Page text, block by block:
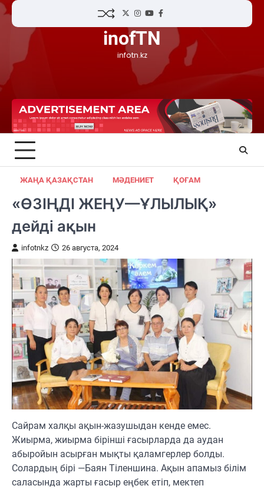
Skip
content
TwitterInstagram
YouTubeFacebook
inofTN
infotn.kz
ЖАҢА ҚАЗАҚСТАН МӘДЕНИЕТ ҚОҒАМ
«ӨЗІҢДІ ЖЕҢУ—ҰЛЫЛЫҚ»
дейді ақын
infotnkz 26 августа, 2024
Сайрам халқы ақын-жазушыдан кенде емес.
Жиырма, жиырма бірінші ғасырларда да аудан
абыройын асырған мықты қаламгерлер болды.
Солардың бірі —Баян Тіленшина. Ақын апамыз білім
саласында жарты ғасыр еңбек етіп, мектеп